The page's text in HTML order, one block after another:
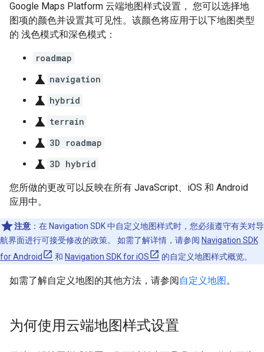
Google Maps Platform 云端地图样式设置， 您可以选择地
图项的颜色并设置其可见性。该颜色将应用于以下地图类型
的 浅色模式和深色模式：
roadmap
science navigation
science hybrid
science terrain
science 3D roadmap
science 3D hybrid
您所做的更改可以反映在所有 JavaScript、iOS 和 Android
应用中。
注意 ：在 Navigation SDK 中自定义地图样式时，您必须遵守有关对导
航界面进行可接受修改的政策。 如需了解详情，请参阅 Navigation SDK
for Android
和 Navigation SDK for iOS 的自定义地图样式概览。
如需了解自定义地图的其他方法，请参阅自定义地图。
为何使用云端地图样式设置